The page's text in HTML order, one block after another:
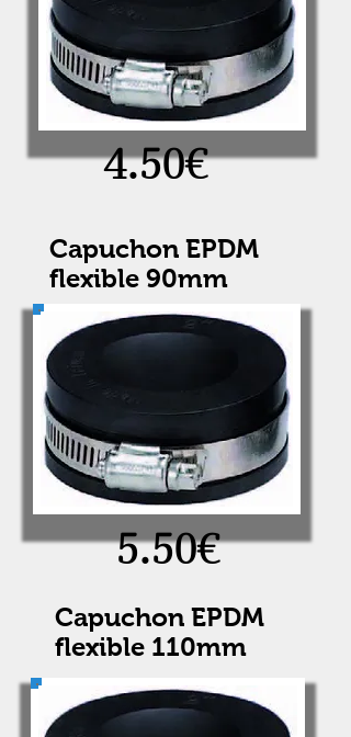
4.50€
Capuchon EPDM
flexible 90mm
5.50€
Capuchon EPDM
flexible 110mm